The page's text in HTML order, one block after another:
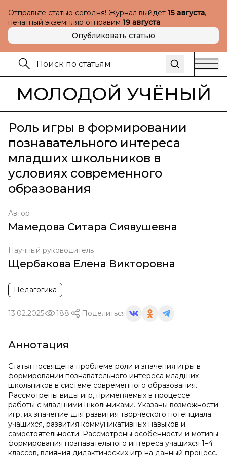
Отправьте статью сегодня! Журнал выйдет 15 августа,
печатный экземпляр отправим 19 августа
Опубликовать статью
МОЛОДОЙ УЧЁНЫЙ
Роль игры в формировании
познавательного интереса
младших школьников в
условиях современного
образования
Автор
Мамедова Ситара Сиявушевна
Научный руководитель
Щербакова Елена Викторовна
Педагогика
13.02.2025 188 Поделиться
Аннотация
Статья посвящена проблеме роли и значения игры в
формировании познавательного интереса младших
школьников в системе современного образования.
Рассмотрены виды игр, применяемых в процессе
работы с младшими школьниками. Указаны возможности
игр, их значение для развития творческого потенциала
учащихся, развития коммуникативных навыков и
самостоятельности. Рассмотрены особенности и мотивы
формирования познавательного интереса учащихся 1–4
классов, влияния дидактических игр на данный процесс.